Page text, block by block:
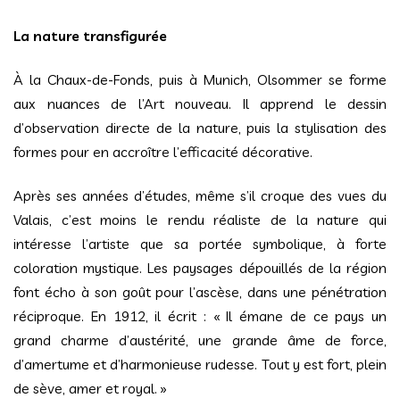
La nature transfigurée
À la Chaux-de-Fonds, puis à Munich, Olsommer se forme
aux nuances de l’Art nouveau. Il apprend le dessin
d’observation directe de la nature, puis la stylisation des
formes pour en accroître l’efficacité décorative.
Après ses années d’études, même s’il croque des vues du
Valais, c’est moins le rendu réaliste de la nature qui
intéresse l’artiste que sa portée symbolique, à forte
coloration mystique. Les paysages dépouillés de la région
font écho à son goût pour l’ascèse, dans une pénétration
réciproque. En 1912, il écrit : « Il émane de ce pays un
grand charme d’austérité, une grande âme de force,
d’amertume et d’harmonieuse rudesse. Tout y est fort, plein
de sève, amer et royal. »